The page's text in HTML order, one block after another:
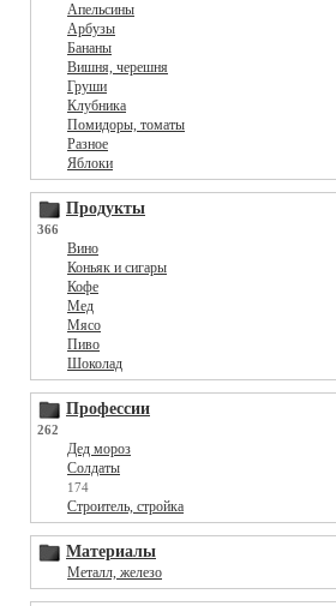
Апельсины
Арбузы
Бананы
Вишня, черешня
Груши
Клубника
Помидоры, томаты
Разное
Яблоки
Продукты
366
Вино
Коньяк и сигары
Кофе
Мед
Мясо
Пиво
Шоколад
Профессии
262
Дед мороз
Солдаты
174
Строитель, стройка
Материалы
Металл, железо